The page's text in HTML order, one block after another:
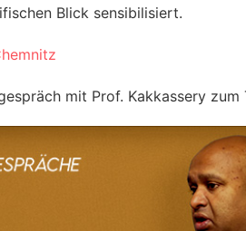
Blick sensibilisiert.
mit Prof. Kakkassery